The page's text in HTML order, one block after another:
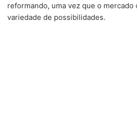
reformando, uma vez que o mercado
variedade de possibilidades.